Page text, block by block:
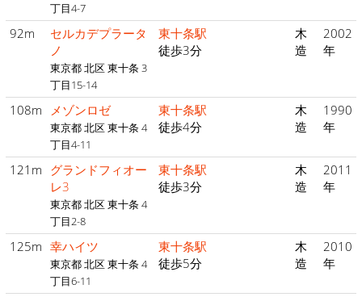
丁目4-7
92m
セルカデプラータ
ノ
東京都 北区 東十条 3
丁目15-14
東十条駅
徒歩3分
木
造
2002
年
108m メゾンロゼ
東京都 北区 東十条 4
丁目4-11
東十条駅
徒歩4分
木
造
1990
年
121m グランドフィオー
レ3
東京都 北区 東十条 4
丁目2-8
東十条駅
徒歩3分
木
造
2011
年
125m 幸ハイツ
東京都 北区 東十条 4
丁目6-11
東十条駅
徒歩5分
木
造
2010
年